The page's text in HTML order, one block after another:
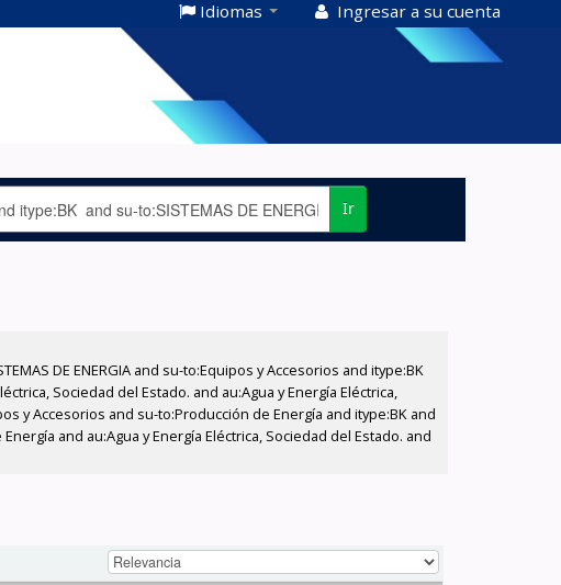
Idiomas Ingresar a su cuenta
Ir
DE ENERGIA and su-to:Equipos y Accesorios and itype:BK
Sociedad del Estado. and au:Agua y Energía Eléctrica,
y Accesorios and su-to:Producción de Energía and itype:BK and
and au:Agua y Energía Eléctrica, Sociedad del Estado. and